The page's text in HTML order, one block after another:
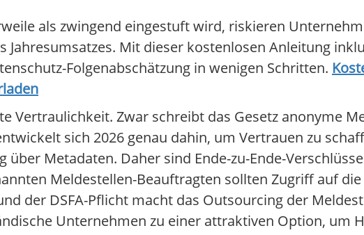
als zwingend eingestuft wird, riskieren
Jahresumsatzes. Mit dieser kostenlosen Anleitung
Folgenabschätzung in wenigen Schritten.
Vertraulichkeit. Zwar schreibt das Gesetz anonyme
sich 2026 genau dahin, um Vertrauen zu
Metadaten. Daher sind Ende-zu-Ende-
Meldestellen-Beauftragten sollten Zugriff auf
der DSFA-Pflicht macht das Outsourcing der
Unternehmen zu einer attraktiven Option, um